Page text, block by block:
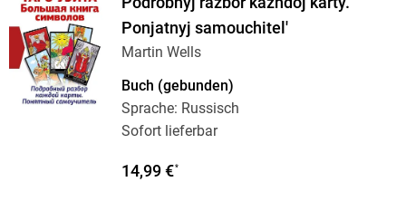
Ponjatnyj samouchitel'
Martin Wells
Buch (gebunden)
Sprache: Russisch
Sofort lieferbar
14,99 €*